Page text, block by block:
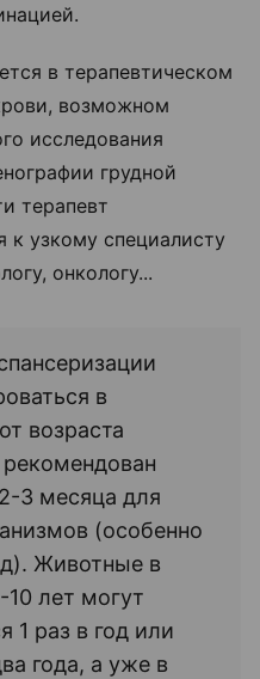
в терапевтическом
возможном
исследования
грудной
терапевт
к узкому специалисту
онкологу...
в
возраста
3 месяца для
(особенно
Животные в
10 лет могут
1 раз в год или
года, а уже в